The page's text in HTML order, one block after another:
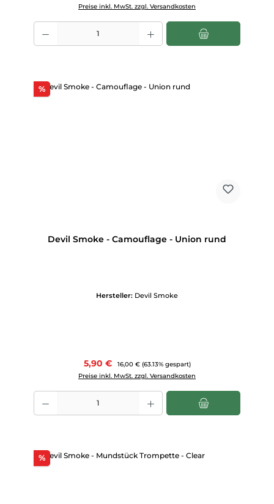
Preise inkl. MwSt. zzgl. Versandkosten
Produkt Anzahl: Gib den gewünschten Wert ein oder benutze die
%Rabatt
Devil Smoke - Camouflage - Union rund
Hersteller: Devil Smoke
Verkaufspreis:
5,90 € Regulärer Preis:
16,00 € (63.13% gespart)
Preise inkl. MwSt. zzgl. Versandkosten
Produkt Anzahl: Gib den gewünschten Wert ein oder benutze die
%Rabatt